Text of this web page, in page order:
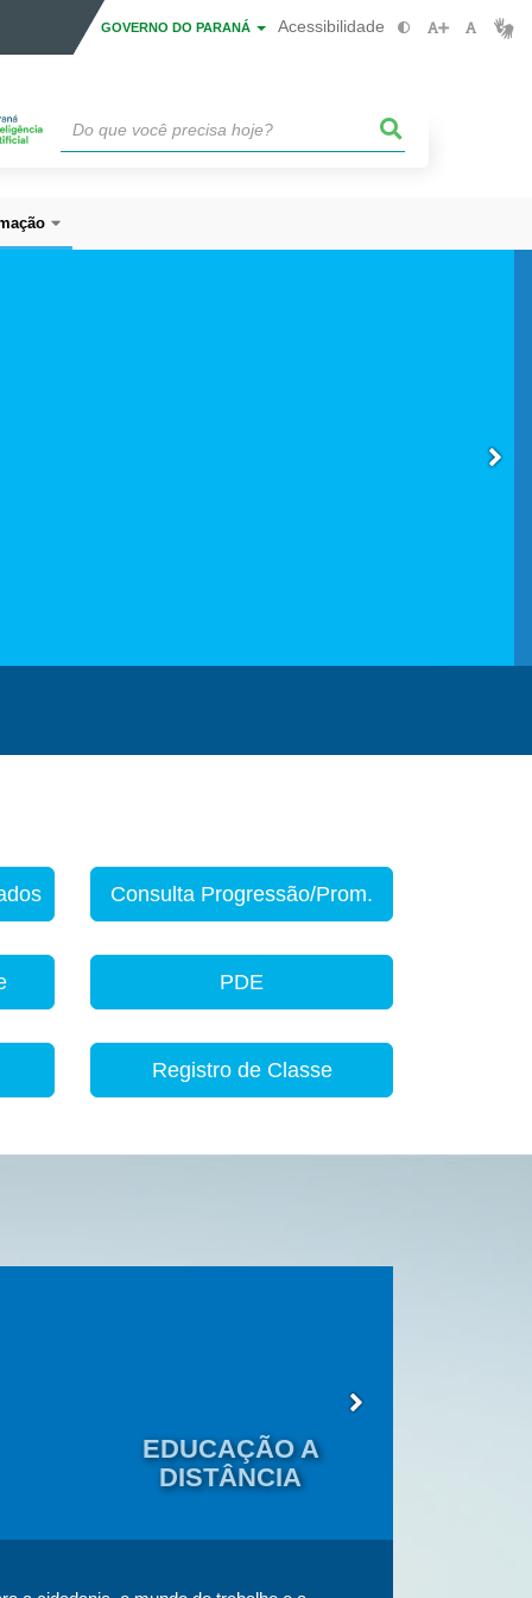
GOVERNO DO PARANÁ Acessibilidade
Consulta Progressão/Prom.
PDE
Registro de Classe
EDUCAÇÃO A
DISTÂNCIA